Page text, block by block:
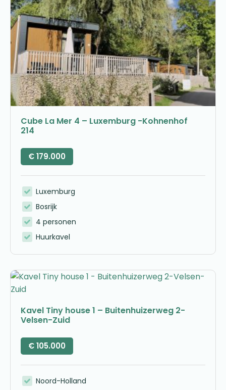
Cube La Mer 4 – Luxemburg -Kohnenhof
214
€179.000
Luxemburg
Bosrijk
4 personen
Huurkavel
Kavel Tiny house 1 – Buitenhuizerweg 2-
Velsen-Zuid
€105.000
Noord-Holland